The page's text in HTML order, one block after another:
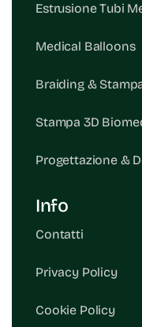
Estrusione Tubi
Medical Balloons
Braiding &
Stampa 3D
Progettazione &
Info
Contatti
Privacy Policy
Cookie Policy